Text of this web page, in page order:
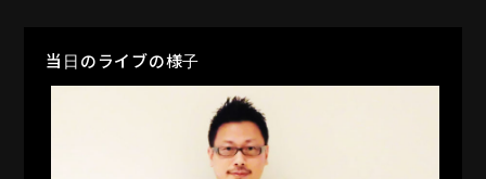
当日のライブの様子